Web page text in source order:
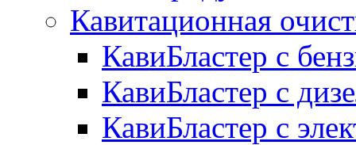
Кавитационная
КавиБластер с
КавиБластер с
КавиБластер с